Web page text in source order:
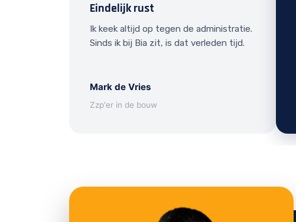
Eindelijk rust
Ik keek altijd op tegen de administratie.
Sinds ik bij Bia zit, is dat verleden tijd.
Mark de Vries
Zzp'er in de bouw